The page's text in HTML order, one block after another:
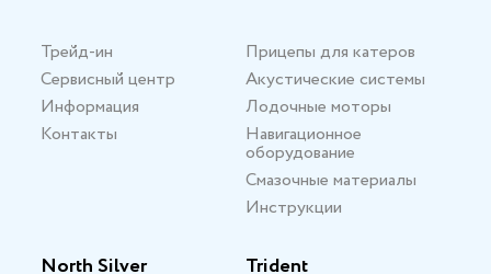
Трейд-ин
Сервисный центр
Информация
Контакты
Прицепы для катеров
Акустические системы
Лодочные моторы
Навигационное
оборудование
Смазочные материалы
Инструкции
North Silver Trident